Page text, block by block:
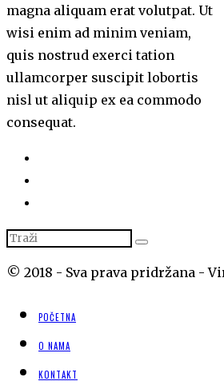
magna aliquam erat volutpat. Ut
wisi enim ad minim veniam,
quis nostrud exerci tation
ullamcorper suscipit lobortis
nisl ut aliquip ex ea commodo
consequat.
© 2018 - Sva prava pridržana -
POČETNA
O NAMA
KONTAKT